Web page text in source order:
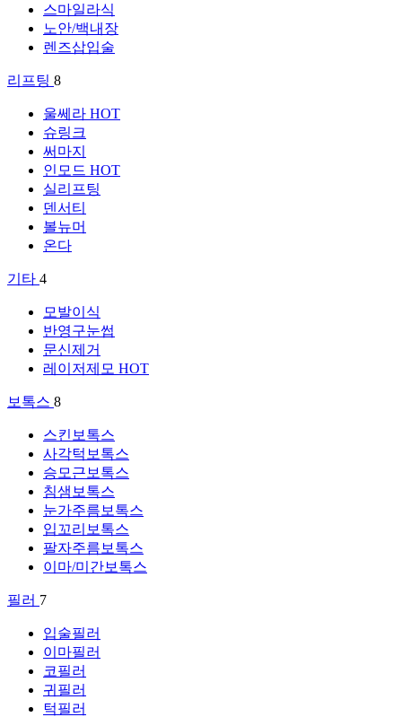
스마일라식
노안/백내장
렌즈삽입술
리프팅 8
울쎄라 HOT
슈링크
써마지
인모드 HOT
실리프팅
덴서티
볼뉴머
온다
기타 4
모발이식
반영구눈썹
문신제거
레이저제모 HOT
보톡스 8
스킨보톡스
사각턱보톡스
승모근보톡스
침샘보톡스
눈가주름보톡스
입꼬리보톡스
팔자주름보톡스
이마/미간보톡스
필러 7
입술필러
이마필러
코필러
귀필러
턱필러